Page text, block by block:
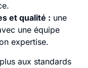
et qualité : une
une équipe
expertise.
aux standards